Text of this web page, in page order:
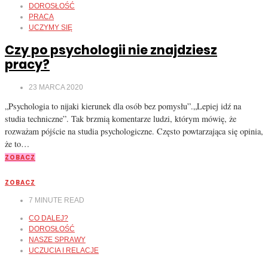
DOROSŁOŚĆ
PRACA
UCZYMY SIĘ
Czy po psychologii nie znajdziesz
pracy?
23 MARCA 2020
„Psychologia to nijaki kierunek dla osób bez pomysłu”.„Lepiej idź na
studia techniczne”. Tak brzmią komentarze ludzi, którym mówię, że
rozważam pójście na studia psychologiczne. Często powtarzająca się opinia,
że to…
ZOBACZ
ZOBACZ
7 MINUTE READ
CO DALEJ?
DOROSŁOŚĆ
NASZE SPRAWY
UCZUCIA I RELACJE